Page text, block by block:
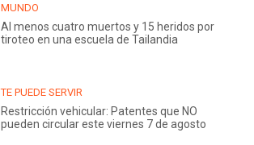
MUNDO
Al menos cuatro muertos y 15 heridos por
tiroteo en una escuela de Tailandia
TE PUEDE SERVIR
Restricción vehicular: Patentes que NO
pueden circular este viernes 7 de agosto